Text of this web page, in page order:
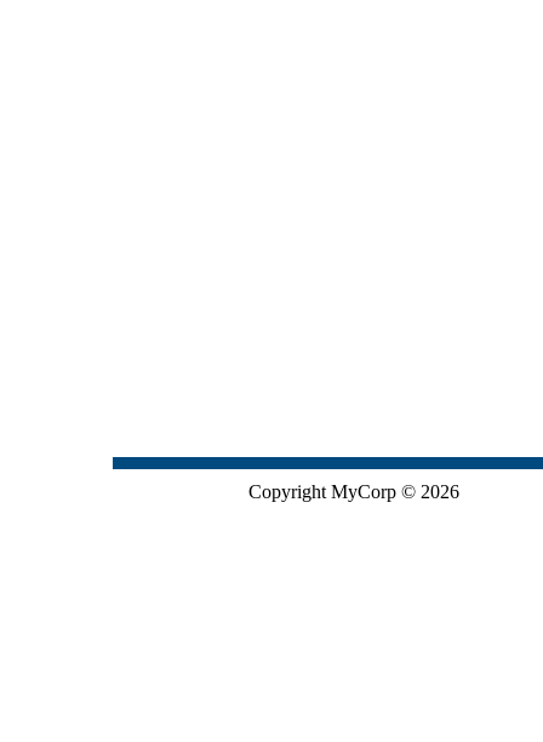
Copyright MyCorp © 2026